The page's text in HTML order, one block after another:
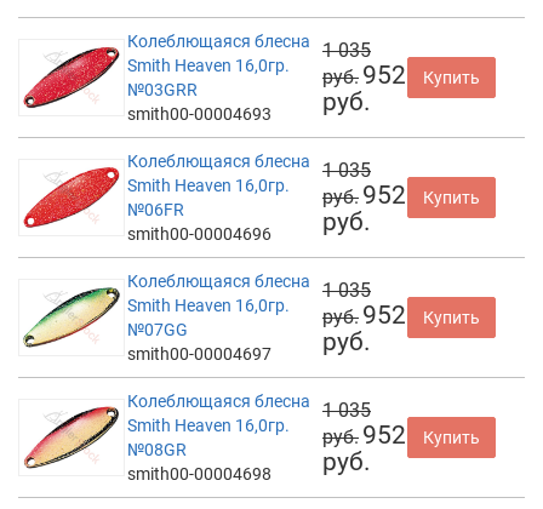
Колеблющаяся блесна
Smith Heaven 16,0гр.
№03GRR
smith00-00004693
1 035
руб. 952
руб.
Купить
Колеблющаяся блесна
Smith Heaven 16,0гр.
№06FR
smith00-00004696
1 035
руб. 952
руб.
Купить
Колеблющаяся блесна
Smith Heaven 16,0гр.
№07GG
smith00-00004697
1 035
руб. 952
руб.
Купить
Колеблющаяся блесна
Smith Heaven 16,0гр.
№08GR
smith00-00004698
1 035
руб. 952
руб.
Купить